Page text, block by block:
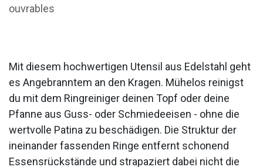
ouvrables
Mit diesem hochwertigen Utensil aus Edelstahl geht
es Angebranntem an den Kragen. Mühelos reinigst
du mit dem Ringreiniger deinen Topf oder deine
Pfanne aus Guss- oder Schmiedeeisen - ohne die
wertvolle Patina zu beschädigen. Die Struktur der
ineinander fassenden Ringe entfernt schonend
Essensrückstände und strapaziert dabei nicht die